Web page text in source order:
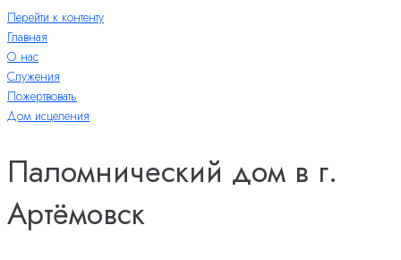
Перейти к контенту
Главная
О нас
Служения
Пожертвовать
Дом исцеления
Паломнический дом в г.
Артёмовск